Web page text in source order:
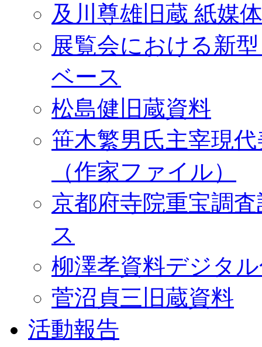
及川尊雄旧蔵 紙媒
展覧会における新
ベース
松島健旧蔵資料
笹木繁男氏主宰現
（作家ファイル）
京都府寺院重宝調
ス
柳澤孝資料デジタ
菅沼貞三旧蔵資料
活動報告